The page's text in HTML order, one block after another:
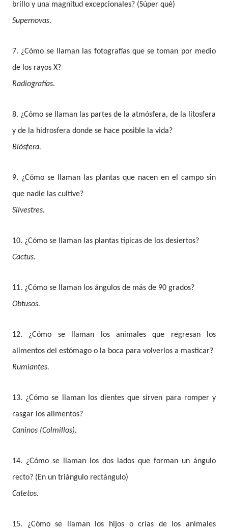
brillo y una magnitud excepcionales? (Súper qué)
Supernovas.
7. ¿Cómo se llaman las fotografías que se toman por medio
de los rayos X?
Radiografías.
8. ¿Cómo se llaman las partes de la atmósfera, de la litosfera
y de la hidrosfera donde se hace posible la vida?
Biósfera.
9. ¿Cómo se llaman las plantas que nacen en el campo sin
que nadie las cultive?
Silvestres.
10. ¿Cómo se llaman las plantas típicas de los desiertos?
Cactus.
11. ¿Cómo se llaman los ángulos de más de 90 grados?
Obtusos.
12. ¿Cómo se llaman los animales que regresan los
alimentos del estómago o la boca para volverlos a masticar?
Rumiantes.
13. ¿Cómo se llaman los dientes que sirven para romper y
rasgar los alimentos?
Caninos (Colmillos).
14. ¿Cómo se llaman los dos lados que forman un ángulo
recto? (En un triángulo rectángulo)
Catetos.
15. ¿Cómo se llaman los hijos o crías de los animales